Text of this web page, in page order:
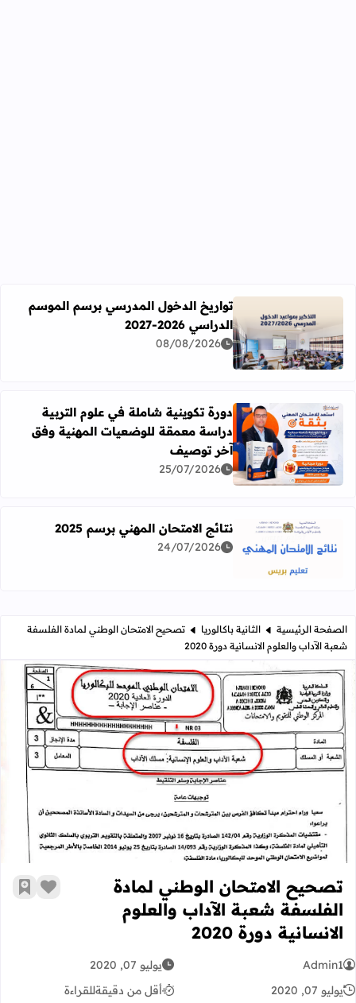
اقرأ المزيد عن تواريخ الدخول المدرسي برسم الموسم الدراسي 2026-
تواريخ الدخول المدرسي برسم الموسم
الدراسي 2026-2027
08/08/2026
اقرأ المزيد عن دورة تكوينية شاملة في علوم التربية
دورة تكوينية شاملة في علوم التربية
دراسة معمقة للوضعيات المهنية وفق
آخر توصيف
25/07/2026
اقرأ المزيد عن نتائج الامتحان المهني برسم 2025
نتائج الامتحان المهني برسم 2025
24/07/2026
الصفحة الرئيسية الثانية باكالوريا
تصحيح الامتحان الوطني لمادة الفلسفة
شعبة الآداب والعلوم الانسانية دورة 2020
تصحيح الامتحان الوطني لمادة الفلسفة
تصحيح الامتحان الوطني لمادة
الفلسفة شعبة الآداب والعلوم
الانسانية دورة 2020
زر أضف
Admin1
يوليو 07, 2020
يوليو 07, 2020
أقل من دقيقةللقراءة